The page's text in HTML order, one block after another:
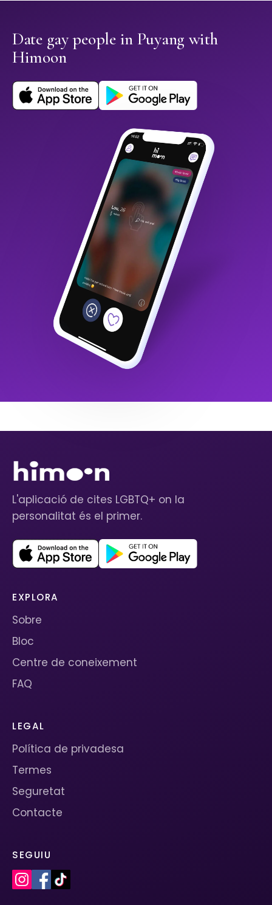
Date gay people in Puyang with
Himoon
L'aplicació de cites LGBTQ+ on la
personalitat és el primer.
EXPLORA
Sobre
Bloc
Centre de coneixement
FAQ
LEGAL
Política de privadesa
Termes
Seguretat
Contacte
SEGUIU